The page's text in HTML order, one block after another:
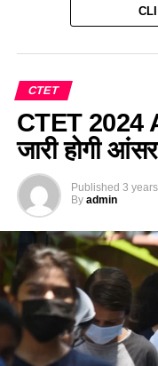
CTET
CTET 2024
जारी होगी
Published 3
By admin